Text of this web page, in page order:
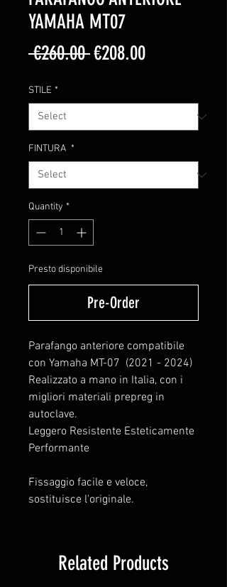
YAMAHA MT07
€260.00 Regular
€208.00Sale
STILE *
FINTURA *
Quantity *
Presto disponibile
Pre-Order
Parafango anteriore compatibile
con Yamaha MT-07 (2021 - 2024)
Realizzato a mano in Italia, con i
migliori materiali prepreg in
autoclave.
Leggero Resistente Esteticamente
Performante
Fissaggio facile e veloce,
sostituisce l'originale.
Related Products